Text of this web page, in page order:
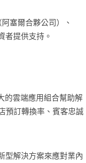
塞爾合夥公司）、
者提供支持。
的雲端應用組合幫助解
預訂轉換率、賓客忠誠
型解決方案來應對業內